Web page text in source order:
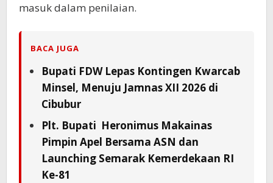
masuk dalam penilaian.
BACA JUGA
Bupati FDW Lepas Kontingen Kwarcab
Minsel, Menuju Jamnas XII 2026 di
Cibubur
Plt. Bupati Heronimus Makainas
Pimpin Apel Bersama ASN dan
Launching Semarak Kemerdekaan RI
Ke-81